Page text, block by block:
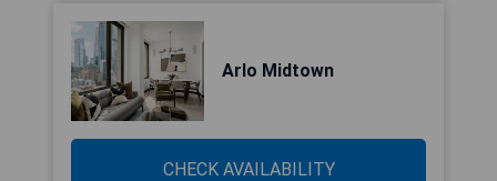
Arlo Midtown
CHECK AVAILABILITY